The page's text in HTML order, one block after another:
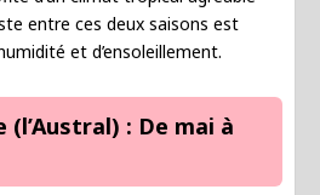
entre ces deux saisons est
et d’ensoleillement.
(l’Austral) : De mai à